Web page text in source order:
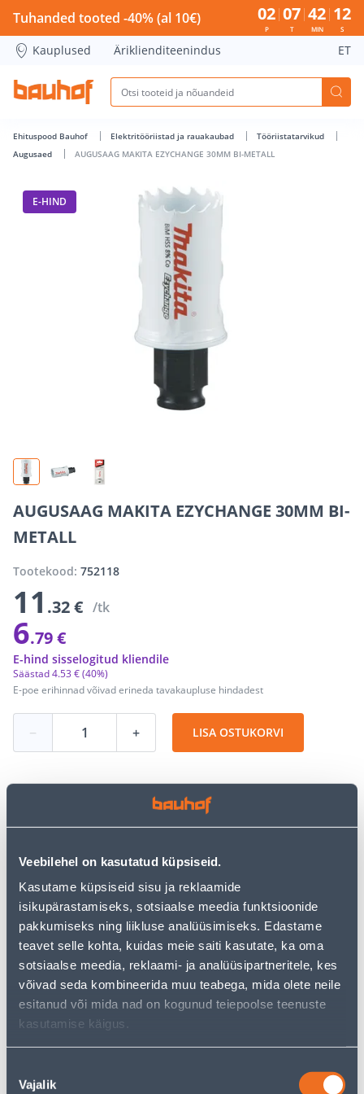
Veebilehel on kasutatud küpsiseid.
Kasutame küpsiseid sisu ja reklaamide
isikupärastamiseks, sotsiaalse meedia funktsioonide
pakkumiseks ning liikluse analüüsimiseks. Edastame
teavet selle kohta, kuidas meie saiti kasutate, ka oma
sotsiaalse meedia, reklaami- ja analüüsipartneritele, kes
võivad seda kombineerida muu teabega, mida olete neile
esitanud või mida nad on kogunud teiepoolse teenuste
kasutamise käigus.
valik
Vajalik
AUGUSAAG MAKITA EZYCHANGE 30MM BI-METALL -
Tuhanded tooted -40% (al 10€) 02
P
07
T
42
MIN
12
S
Kauplused Äriklienditeenindus ET
Ehituspood Bauhof Elektritööriistad ja rauakaubad
Tööriistatarvikud
Augusaed
AUGUSAAG MAKITA EZYCHANGE 30MM BI-METALL
E-HIND
AUGUSAAG MAKITA EZYCHANGE 30MM BI-
METALL
Tootekood: 752118
11 .32 € /tk
6.79 €
E-poe erihinnad võivad erineda tavakaupluse hindadest
Säästad4.53 €(40%)
E-hind sisselogitud kliendile
− + LISA OSTUKORVI
• Bimetallist augusaag 30 mm.
• Augusae külgedel olevad avad lihtsustavad välispidist
tolmueemaldamist.
• 14-päevane tagastusõigus.
Eeldatav kojuvedu 3,69 € al. 2-5 tööpäeva
Tarne pakiautomaati al. 2,29 € al. 2-5 tööpäeva